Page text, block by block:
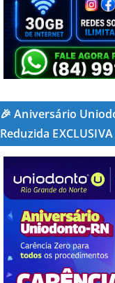
🎉 Aniversário
Reduzida